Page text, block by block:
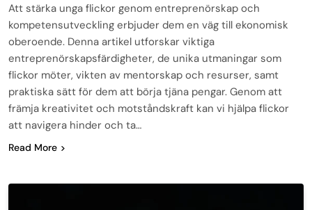
Att stärka unga flickor genom entreprenörskap och
kompetensutveckling erbjuder dem en väg till ekonomisk
oberoende. Denna artikel utforskar viktiga
entreprenörskapsfärdigheter, de unika utmaningar som
flickor möter, vikten av mentorskap och resurser, samt
praktiska sätt för dem att börja tjäna pengar. Genom att
främja kreativitet och motståndskraft kan vi hjälpa flickor
att navigera hinder och ta…
Read More